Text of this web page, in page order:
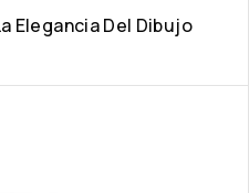
Elegancia Del Dibujo